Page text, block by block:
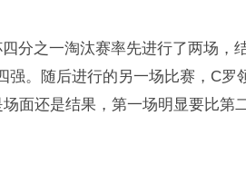
分之一淘汰赛率先进行了两场，
强。随后进行的另一场比赛，C罗
面还是结果，第一场明显要比第